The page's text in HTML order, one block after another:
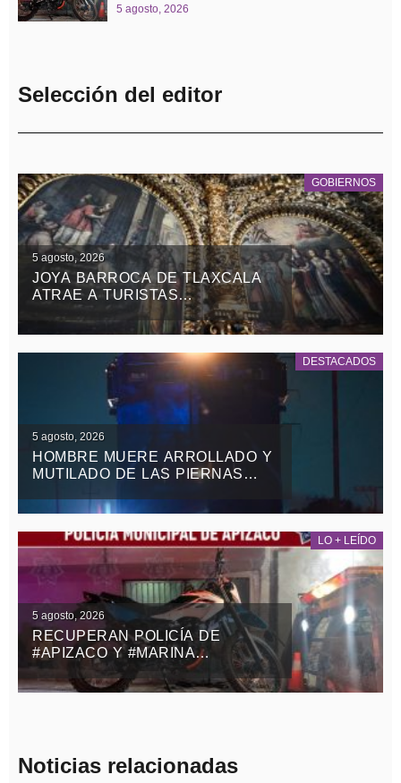
5 agosto, 2026
Selección del editor
GOBIERNOS
5 agosto, 2026
JOYA BARROCA DE TLAXCALA
ATRAE A TURISTAS
NACIONALES Y EXTRANJEROS
DESTACADOS
5 agosto, 2026
HOMBRE MUERE ARROLLADO Y
MUTILADO DE LAS PIERNAS
TEOLOCHOLCO
LO + LEÍDO
5 agosto, 2026
RECUPERAN POLICÍA DE
#APIZACO Y #MARINA
MOTOCICLETA ROBADA CON
VIOLENCIA EN EL ESTADO DE
Noticias relacionadas